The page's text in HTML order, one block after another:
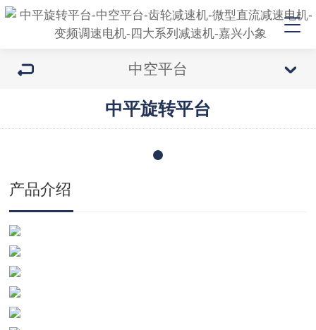
中空平台
中平旋转平台
产品介绍